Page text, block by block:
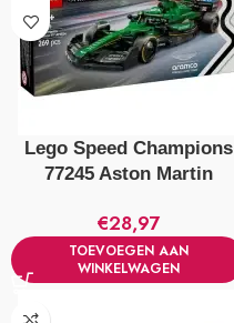
Lego Speed Champions
77245 Aston Martin
Racewagen
€28,97
TOEVOEGEN AAN
WINKELWAGEN